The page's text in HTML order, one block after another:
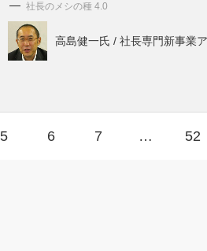
社長のメシの種 4.0
高島健一氏 / 社長専門新事業
5 6 7 … 52